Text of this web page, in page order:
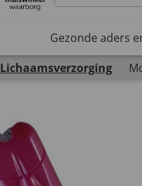
Gezonde aders
Lichaamsverzorging